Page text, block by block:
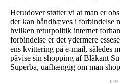
Herudover støtter vi at man er
der kan håndhæves i forbindelse
hvilken returpolitik internet
forbindelse er det ydermere
ens kvittering på e-mail, således
påvise sin shopping af Blåkant
Superba, uafhængig om man